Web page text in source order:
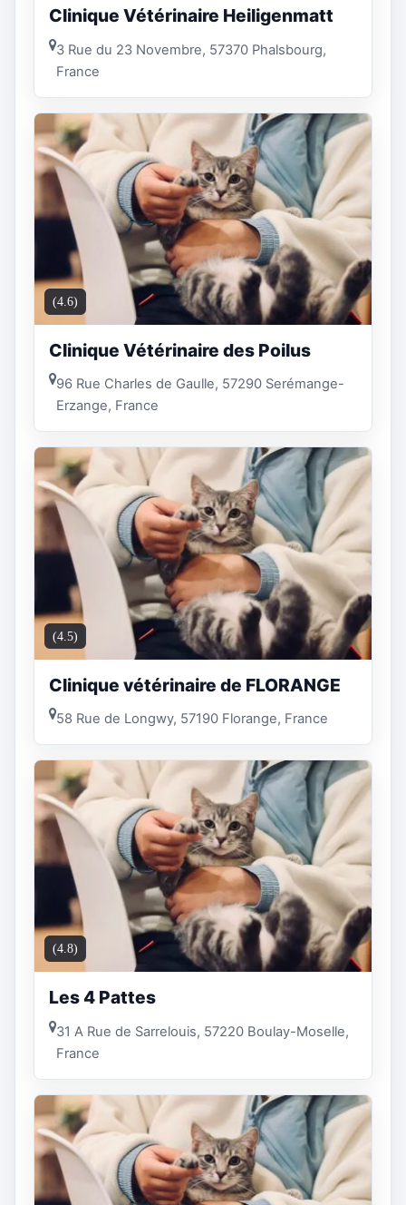
Clinique Vétérinaire Heiligenmatt
3 Rue du 23 Novembre, 57370 Phalsbourg,
France
(4.6)
Clinique Vétérinaire des Poilus
96 Rue Charles de Gaulle, 57290 Serémange-
Erzange, France
(4.5)
Clinique vétérinaire de FLORANGE
58 Rue de Longwy, 57190 Florange, France
(4.8)
Les 4 Pattes
31 A Rue de Sarrelouis, 57220 Boulay-Moselle,
France